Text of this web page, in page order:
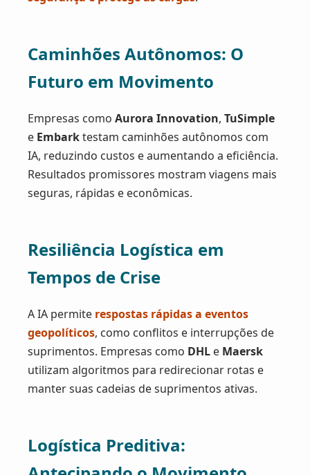
Caminhões Autônomos: O
Futuro em Movimento
Empresas como Aurora Innovation, TuSimple
e Embarktestam caminhões autônomos com
IA, reduzindo custos e aumentando a eficiência.
Resultados promissores mostram viagens mais
seguras, rápidas e econômicas.
Resiliência Logística em
Tempos de Crise
A IA permite respostas rápidas a eventos
geopolíticos, como conflitos e interrupções de
suprimentos. Empresas como DHL e Maersk
utilizam algoritmos para redirecionar rotas e
manter suas cadeias de suprimentos ativas.
Logística Preditiva: